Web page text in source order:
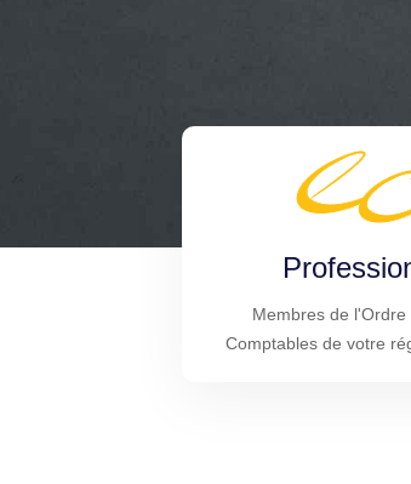
Membres de l'Ordre
Comptables de votre